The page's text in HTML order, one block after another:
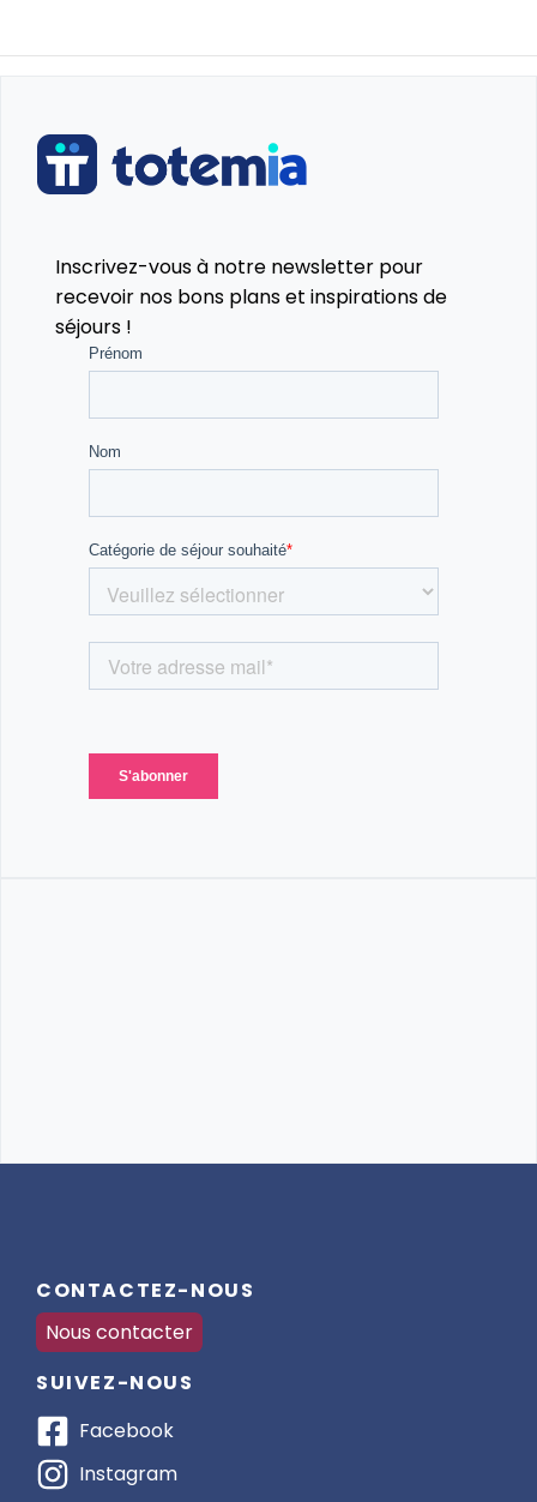
Inscrivez-vous à notre newsletter pour
recevoir nos bons plans et inspirations de
séjours !
CONTACTEZ-NOUS
Nous contacter
SUIVEZ-NOUS
Facebook
Instagram